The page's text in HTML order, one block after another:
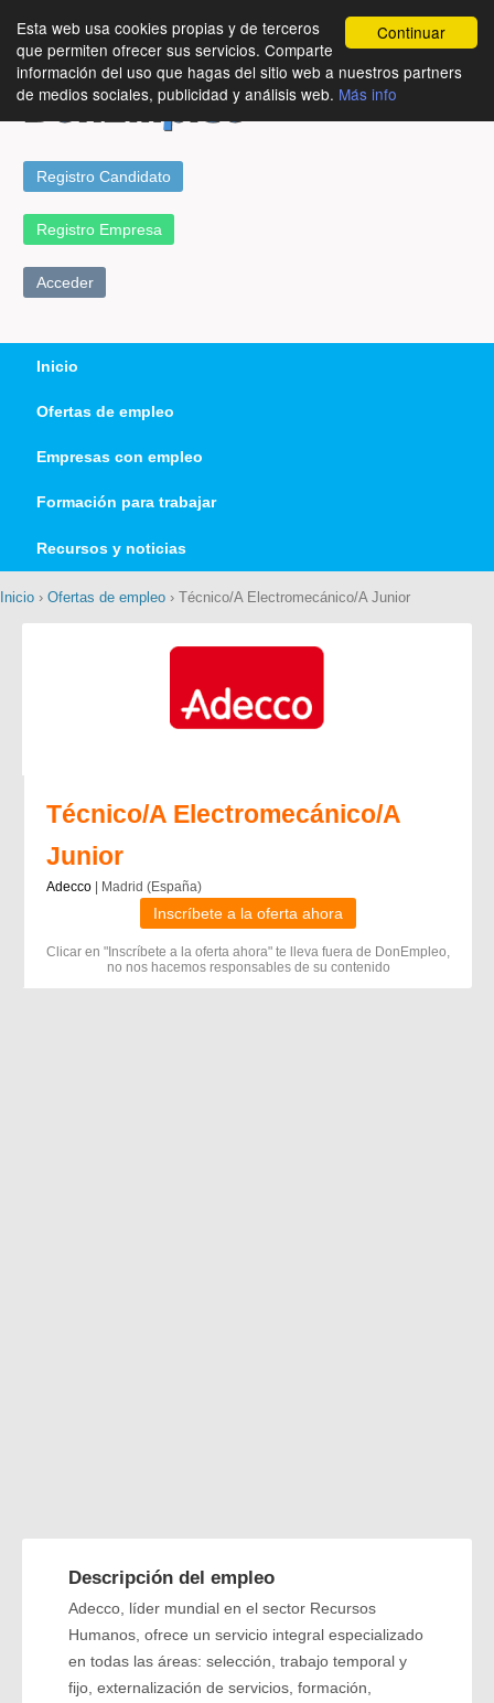
Continuar
Esta web usa cookies propias y de terceros
que permiten ofrecer sus servicios. Comparte
información del uso que hagas del sitio web a nuestros partners
de medios sociales, publicidad y análisis web. Más info
Registro Candidato
Registro Empresa
Acceder
Inicio
Ofertas de empleo
Empresas con empleo
Formación para trabajar
Recursos y noticias
Inicio › Ofertas de empleo › Técnico/A Electromecánico/A Junior
Técnico/A Electromecánico/A
Junior
Adecco | Madrid (España)
Inscríbete a la oferta ahora
Clicar en "Inscríbete a la oferta ahora" te lleva fuera de DonEmpleo,
no nos hacemos responsables de su contenido
Descripción del empleo
Adecco, líder mundial en el sector Recursos
Humanos, ofrece un servicio integral especializado
en todas las áreas: selección, trabajo temporal y
fijo, externalización de servicios, formación,